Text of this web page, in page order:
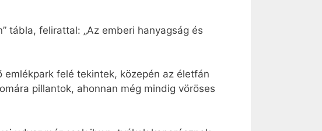
tábla, felirattal: „Az emberi hanyagság és
felé tekintek, közepén az életfán
pillantok, ahonnan még mindig vöröses